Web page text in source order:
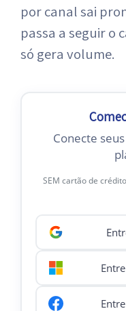
por canal sai
passa a seguir o
só gera volume.
Conecte
SEM cartão de